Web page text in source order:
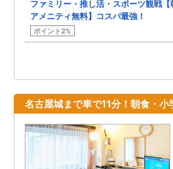
ファミリー・推し活・スポーツ観戦【
アメニティ無料】コスパ最強！
ポイント2%
名古屋城まで車で11分！朝食・